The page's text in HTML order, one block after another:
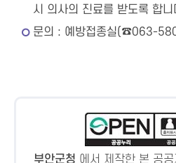
시 의사의 진료를 받도록 합니
문의 : 예방접종실(☎063-
부안군청 에서 제작한 본 공